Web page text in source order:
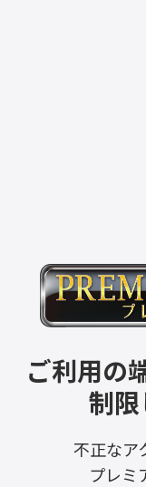
ご利用の
制限
不正なア
プレミ